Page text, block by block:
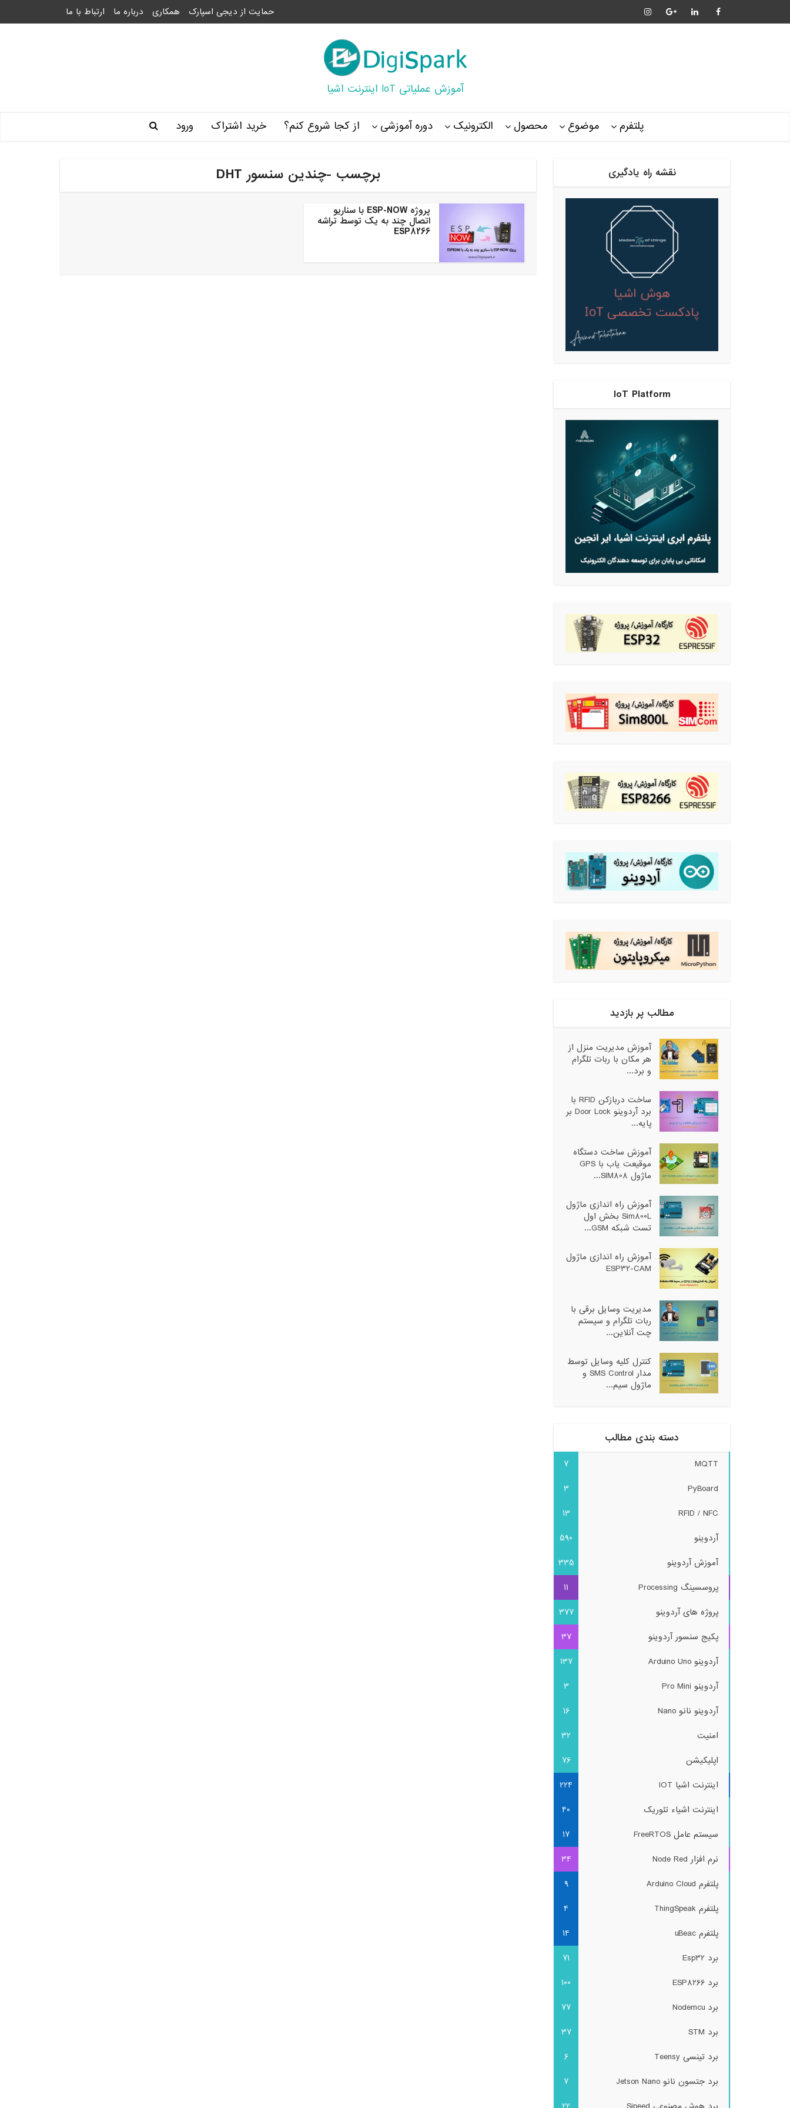
حمایت از دیجی اسپارک همکاری درباره ما ارتباط با ما
آموزش عملیاتی IoT اینترنت اشیا
پلتفرم موضوع محصول الکترونیک دوره آموزشی از کجا شروع کنم؟ خرید اشتراک ورود
برچسب -چندین سنسور DHT
پروژه ESP-NOW با سناریو
اتصال چند به یک توسط تراشه
ESP8266
نقشه راه یادگیری
IoT Platform
مطالب پر بازدید
آموزش مدیریت منزل از
هر مکان با ربات تلگرام
و برد...
ساخت دربازکن RFID با
برد آردوینو Door Lock بر
پایه...
آموزش ساخت دستگاه
موقیعت یاب با GPS
ماژول SIM808...
آموزش راه اندازی ماژول
Sim800L بخش اول
تست شبکه GSM...
آموزش راه اندازی ماژول
ESP32-CAM
مدیریت وسایل برقی با
ربات تلگرام و سیستم
چت آنلاین...
کنترل کلیه وسایل توسط
مدار SMS Control و
ماژول سیم...
دسته بندی مطالب
MQTT
7
PyBoard
3
RFID / NFC
13
آردوینو
590
آموزش آردوینو
335
پروسسینگ Processing
11
پروژه های آردوینو
377
پکیج سنسور آردوینو
37
آردوینو Arduino Uno
137
آردوینو Pro Mini
3
آردوینو نانو Nano
16
امنیت
32
اپلیکیشن
76
اینترنت اشیا IOT
224
اینترنت اشیاء تئوریک
40
سیستم عامل FreeRTOS
17
نرم افزار Node Red
34
پلتفرم Arduino Cloud
9
پلتفرم ThingSpeak
4
پلتفرم uBeac
14
برد Esp32
71
برد ESP8266
100
برد Nodemcu
77
برد STM
37
برد تینسی Teensy
6
برد جتسون نانو Jetson Nano
7